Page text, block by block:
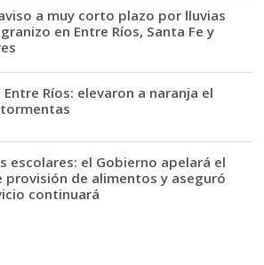
a muy corto plazo por lluvias
en Entre Ríos, Santa Fe y
Ríos: elevaron a naranja el
escolares: el Gobierno apelará el
provisión de alimentos y aseguró
continuará